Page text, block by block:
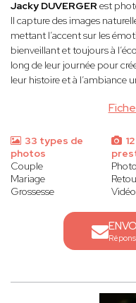
Jacky DUVERGER est
Il capture des images
mettant l’accent sur les
bienveillant et toujours à
long de leur journée pour
leur histoire et à l’ambiance
33 types de
photos
Couple
Mariage
Grossesse